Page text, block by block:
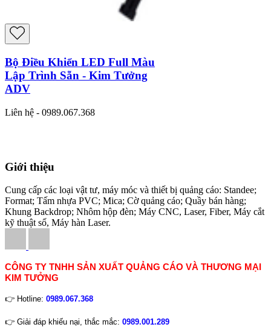
Bộ Điều Khiển LED Full Màu
Lập Trình Sẵn - Kim Tưởng
ADV
Liên hệ - 0989.067.368
Giới thiệu
Cung cấp các loại vật tư, máy móc và thiết bị quảng cáo: Standee;
Format; Tấm nhựa PVC; Mica; Cờ quảng cáo; Quầy bán hàng;
Khung Backdrop; Nhôm hộp đèn; Máy CNC, Laser, Fiber, Máy cắt
kỹ thuật số, Máy hàn Laser.
CÔNG TY TNHH SẢN XUẤT QUẢNG CÁO VÀ THƯƠNG MẠI
KIM TƯỞNG
👉 Hotline: 0989.067.368
👉 Giải đáp khiếu nại, thắc mắc: 0989.001.289